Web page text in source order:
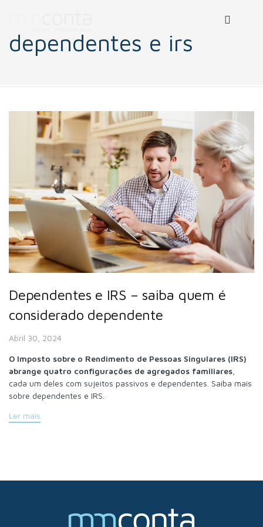
dependentes e irs
Dependentes e IRS – saiba quem é
considerado dependente
Abril 30, 2024
O Imposto sobre o Rendimento de Pessoas Singulares (IRS)
abrange quatro configurações de agregados familiares,
cada um deles com sujeitos passivos e dependentes. Saiba mais
sobre dependentes e IRS.
Ler mais